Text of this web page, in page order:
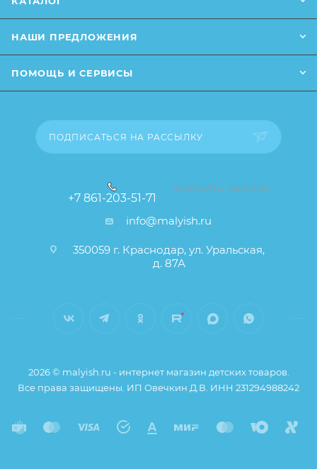
сайте (например, оттенки цветов, незначительные
влияющие на основные потребительские свойства
свойства и иные существенные элементы товара и
НАШИ ПРЕДЛОЖЕНИЯ
ПОМОЩЬ И СЕРВИСЫ
ПОДПИСАТЬСЯ НА РАССЫЛКУ
+7 861-203-51-71
ЗАКАЗАТЬ ЗВОНОК
info@malyish.ru
350059 г. Краснодар, ул. Уральская,
д. 87А
2026 © malyish.ru - интернет магазин детских товаров.
Все права защищены. ИП Овечкин Д.В. ИНН 231294988242